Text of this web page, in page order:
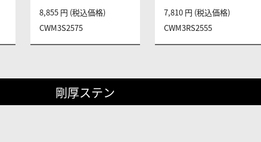
CWM3S2575
8,855 円 (税込価格)
CWM3RS2555
7,810 円 (税込価格)
剛厚ステン